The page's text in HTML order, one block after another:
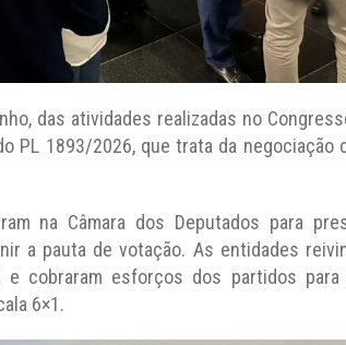
das atividades realizadas no
PL 1893/2026, que trata da negociação
na Câmara dos Deputados para
a pauta de votação. As entidades
e cobraram esforços dos partidos para
6×1.